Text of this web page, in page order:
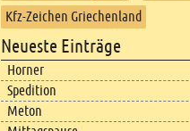
Kfz-Zeichen Griechenland
Footer content
Neueste Einträge
Horner
Spedition
Meton